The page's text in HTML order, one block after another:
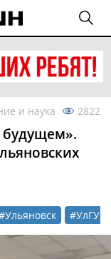
и наука 2822
будущем».
#УлГУ